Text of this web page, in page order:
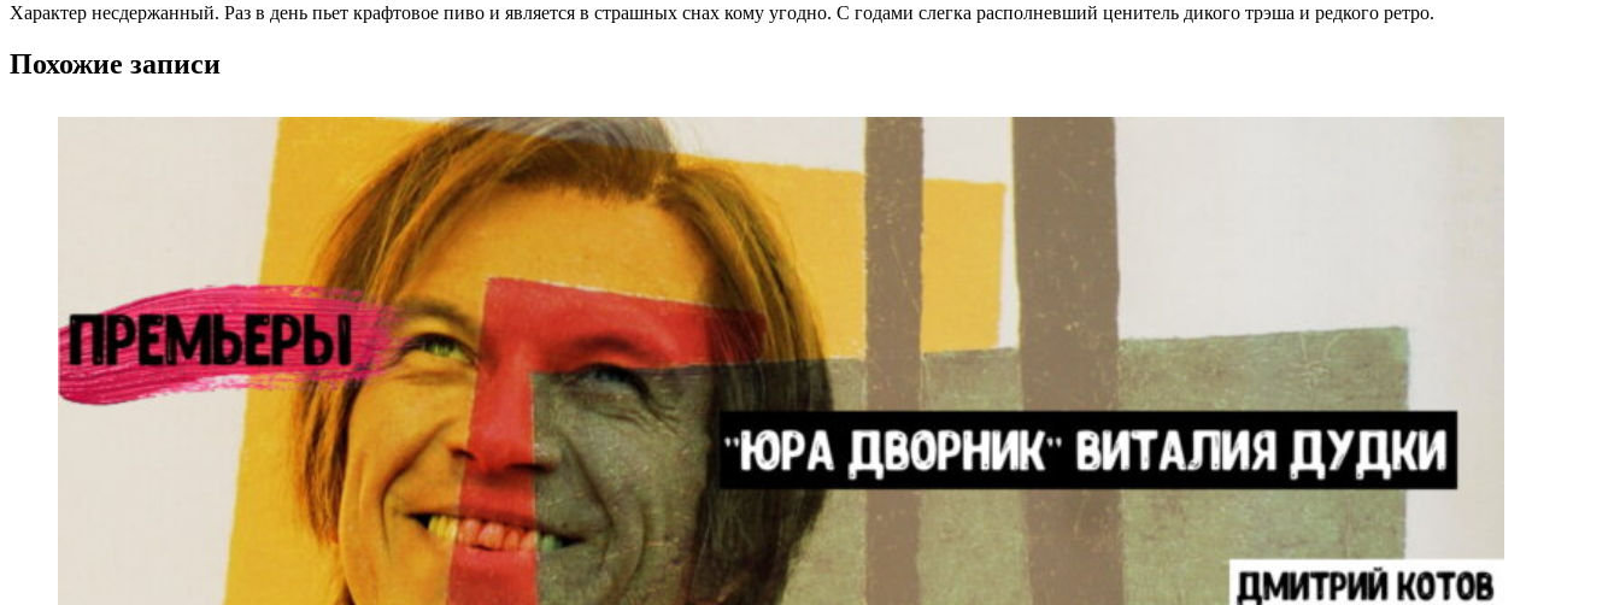
Характер несдержанный. Раз в день пьет крафтовое пиво и является в страшных снах кому угодно. С годами слегка располневший ценитель дикого трэша и редкого ретро.
Похожие записи